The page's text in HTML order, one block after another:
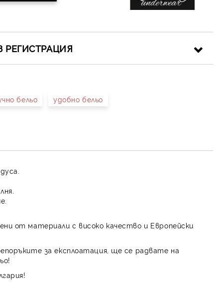
РЕГИСТРАЦИЯ
бельо удобно бельо
от материали с високо качество и Европейски
за експлоатация, ще се радвате на